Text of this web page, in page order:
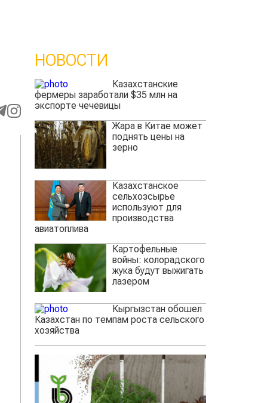
НОВОСТИ
Казахстанские
фермеры заработали $35 млн на
экспорте чечевицы
Жара в Китае может
поднять цены на
зерно
Казахстанское
сельхозсырье
используют для
производства
авиатоплива
Картофельные
войны: колорадского
жука будут выжигать
лазером
Кыргызстан обошел
Казахстан по темпам роста сельского
хозяйства